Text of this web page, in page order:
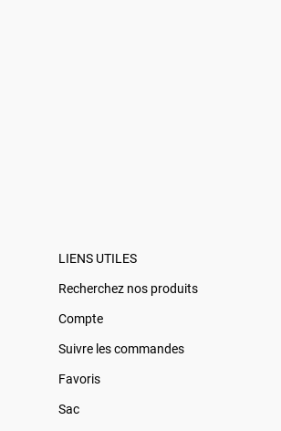
LIENS UTILES
Recherchez nos produits
Compte
Suivre les commandes
Favoris
Sac